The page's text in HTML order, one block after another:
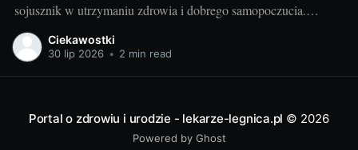
sojusznik w utrzymaniu zdrowia i dobrego samopoczucia.
Właściwa troska i zrozumienie jej funkcji to fundament w
podejściu do pielęgnacji skóry. Potrzebna jest nam przede
Ciekawostki
30 lip 2026 • 2 min read
Portal o zdrowiu i urodzie - lekarze-legnica.pl © 2026
Powered by Ghost